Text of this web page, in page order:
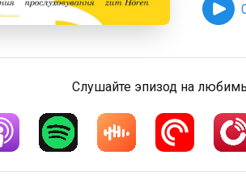
Слушайте эпизод на